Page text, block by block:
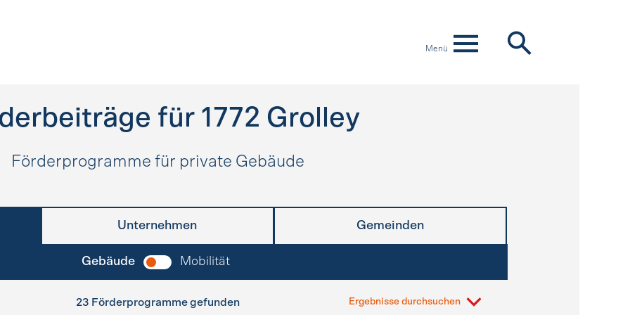
Menü
für 1772 Grolley
Förderprogramme für private Gebäude
Unternehmen Gemeinden
Gebäude Mobilität
23 Förderprogramme gefunden Ergebnisse durchsuchen